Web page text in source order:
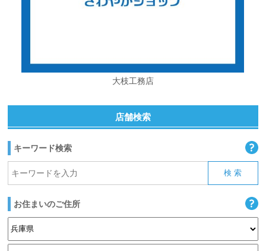
大枝工務店
店舗検索
キーワード検索
お住まいのご住所